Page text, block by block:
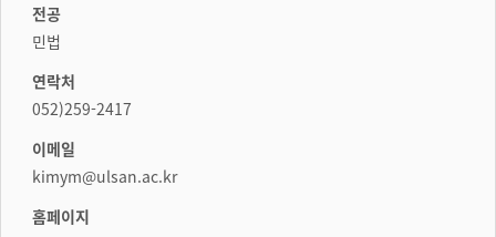
전공
민법
연락처
052)259-2417
이메일
kimym@ulsan.ac.kr
홈페이지